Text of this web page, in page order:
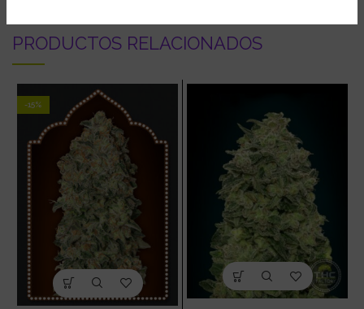
PRODUCTOS RELACIONADOS
-15%